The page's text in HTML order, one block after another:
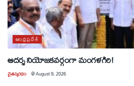
ఆంధ్రప్రదేశ్
ఆదర్శ నియోజకవర్గంగా మంగళగిరి!
చైతన్యరధం @August 9, 2026
ఆంధ్రప్రదేశ్